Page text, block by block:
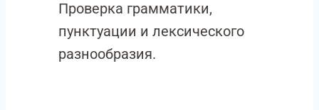
Проверка грамматики,
пунктуации и лексического
разнообразия.